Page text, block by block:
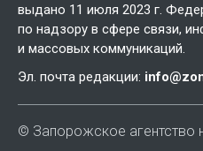
выдано 11 июля 2023 г.
по надзору в сфере связи,
и массовых коммуникаций.
Эл. почта редакции:
© Запорожское агентство